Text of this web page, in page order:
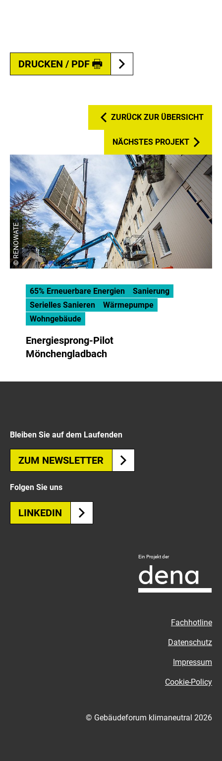
DRUCKEN / PDF
ZURÜCK ZUR ÜBERSICHT
NÄCHSTES PROJEKT
© RENOWATE
65% Erneuerbare Energien
Sanierung
Serielles Sanieren
Wärmepumpe
Wohngebäude
Energiesprong-Pilot
Mönchengladbach
Bleiben Sie auf dem Laufenden
ZUM NEWSLETTER
Folgen Sie uns
LINKEDIN
Logo
Deutsche
Energie-
Agentur
Ein Projekt der
Fachhotline
Datenschutz
Impressum
Cookie-Policy
© Gebäudeforum klimaneutral 2026